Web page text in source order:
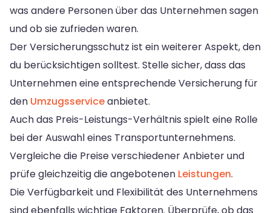
was andere Personen über das Unternehmen sagen
und ob sie zufrieden waren.
Der Versicherungsschutz ist ein weiterer Aspekt, den
du berücksichtigen solltest. Stelle sicher, dass das
Unternehmen eine entsprechende Versicherung für
den Umzugsserviceanbietet.
Auch das Preis-Leistungs-Verhältnis spielt eine Rolle
bei der Auswahl eines Transportunternehmens.
Vergleiche die Preise verschiedener Anbieter und
prüfe gleichzeitig die angebotenen Leistungen.
Die Verfügbarkeit und Flexibilität des Unternehmens
sind ebenfalls wichtige Faktoren. Überprüfe, ob das